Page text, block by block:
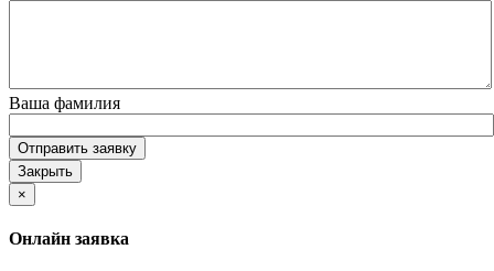
Ваша фамилия
Отправить заявку
Закрыть
×
Онлайн заявка